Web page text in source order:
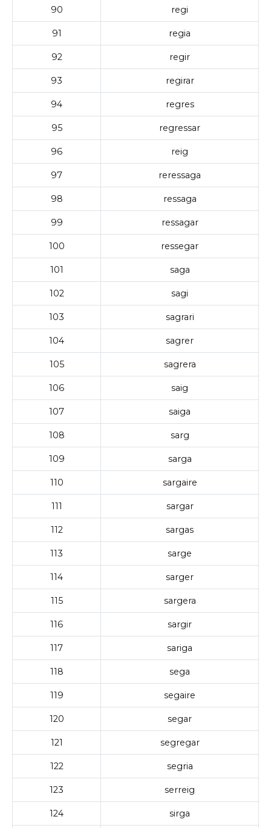
90 regi
91 regia
92 regir
93 regirar
94 regres
95 regressar
96 reig
97 reressaga
98 ressaga
99 ressagar
100 ressegar
101 saga
102 sagi
103 sagrari
104 sagrer
105 sagrera
106 saig
107 saiga
108 sarg
109 sarga
110 sargaire
111 sargar
112 sargas
113 sarge
114 sarger
115 sargera
116 sargir
117 sariga
118 sega
119 segaire
120 segar
121 segregar
122 segria
123 serreig
124 sirga